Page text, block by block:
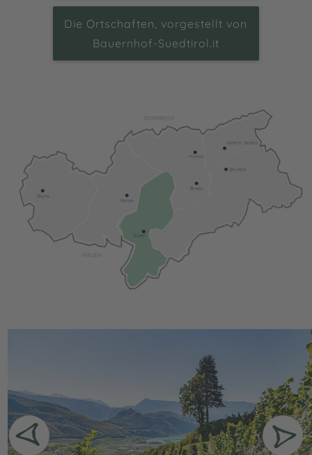
Lust auf Wiederkommen. Vor allem aber der Frühling,
Sommer und der Herbst laden ein zurgenussvollen
Entdeckungsreisedurch Reben, Kultur und Natur.
Die Ortschaften, vorgestellt von
Bauernhof-Suedtirol.it